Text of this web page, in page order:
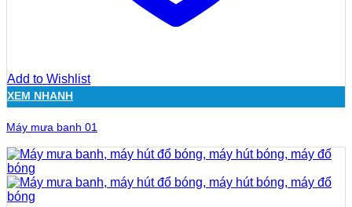
Add to Wishlist
XEM NHANH
Máy mưa banh 01